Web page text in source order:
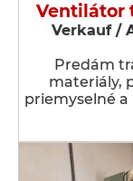
Ventilátor
Verkauf /
Predám
materiály,
priemyselné